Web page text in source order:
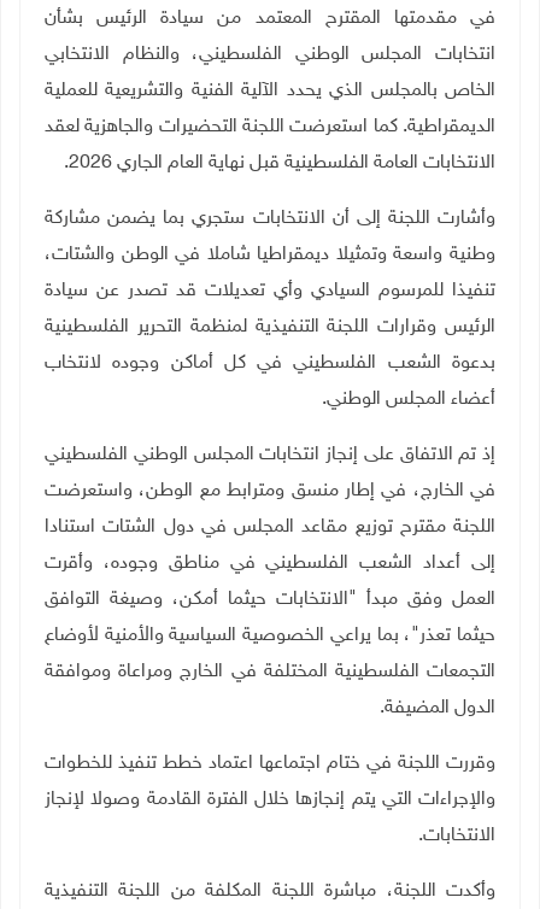
في مقدمتها المقترح المعتمد من سيادة الرئيس بشأن
انتخابات المجلس الوطني الفلسطيني، والنظام الانتخابي
الخاص بالمجلس الذي يحدد الآلية الفنية والتشريعية للعملية
الديمقراطية. كما استعرضت اللجنة التحضيرات والجاهزية لعقد
الانتخابات العامة الفلسطينية قبل نهاية العام الجاري 2026.
وأشارت اللجنة إلى أن الانتخابات ستجري بما يضمن مشاركة
وطنية واسعة وتمثيلا ديمقراطيا شاملا في الوطن والشتات،
تنفيذا للمرسوم السيادي وأي تعديلات قد تصدر عن سيادة
الرئيس وقرارات اللجنة التنفيذية لمنظمة التحرير الفلسطينية
بدعوة الشعب الفلسطيني في كل أماكن وجوده لانتخاب
أعضاء المجلس الوطني.
إذ تم الاتفاق على إنجاز انتخابات المجلس الوطني الفلسطيني
في الخارج، في إطار منسق ومترابط مع الوطن، واستعرضت
اللجنة مقترح توزيع مقاعد المجلس في دول الشتات استنادا
إلى أعداد الشعب الفلسطيني في مناطق وجوده، وأقرت
العمل وفق مبدأ "الانتخابات حيثما أمكن، وصيغة التوافق
حيثما تعذر"، بما يراعي الخصوصية السياسية والأمنية لأوضاع
التجمعات الفلسطينية المختلفة في الخارج ومراعاة وموافقة
الدول المضيفة.
وقررت اللجنة في ختام اجتماعها اعتماد خطط تنفيذ للخطوات
والإجراءات التي يتم إنجازها خلال الفترة القادمة وصولا لإنجاز
الانتخابات.
وأكدت اللجنة، مباشرة اللجنة المكلفة من اللجنة التنفيذية